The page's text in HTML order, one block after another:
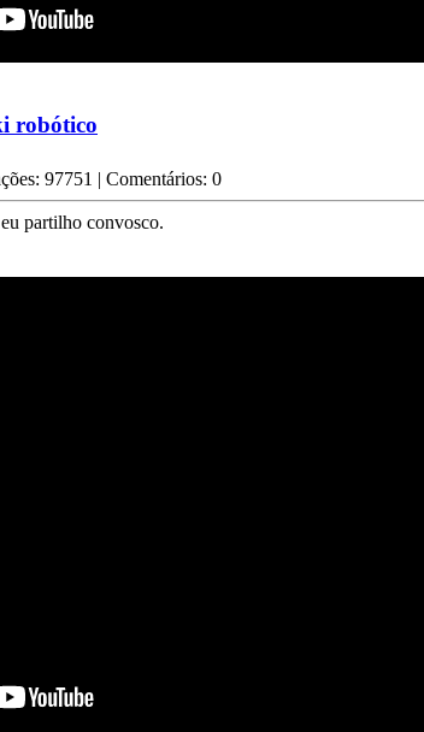
robótico
97751 | Comentários: 0
partilho convosco.